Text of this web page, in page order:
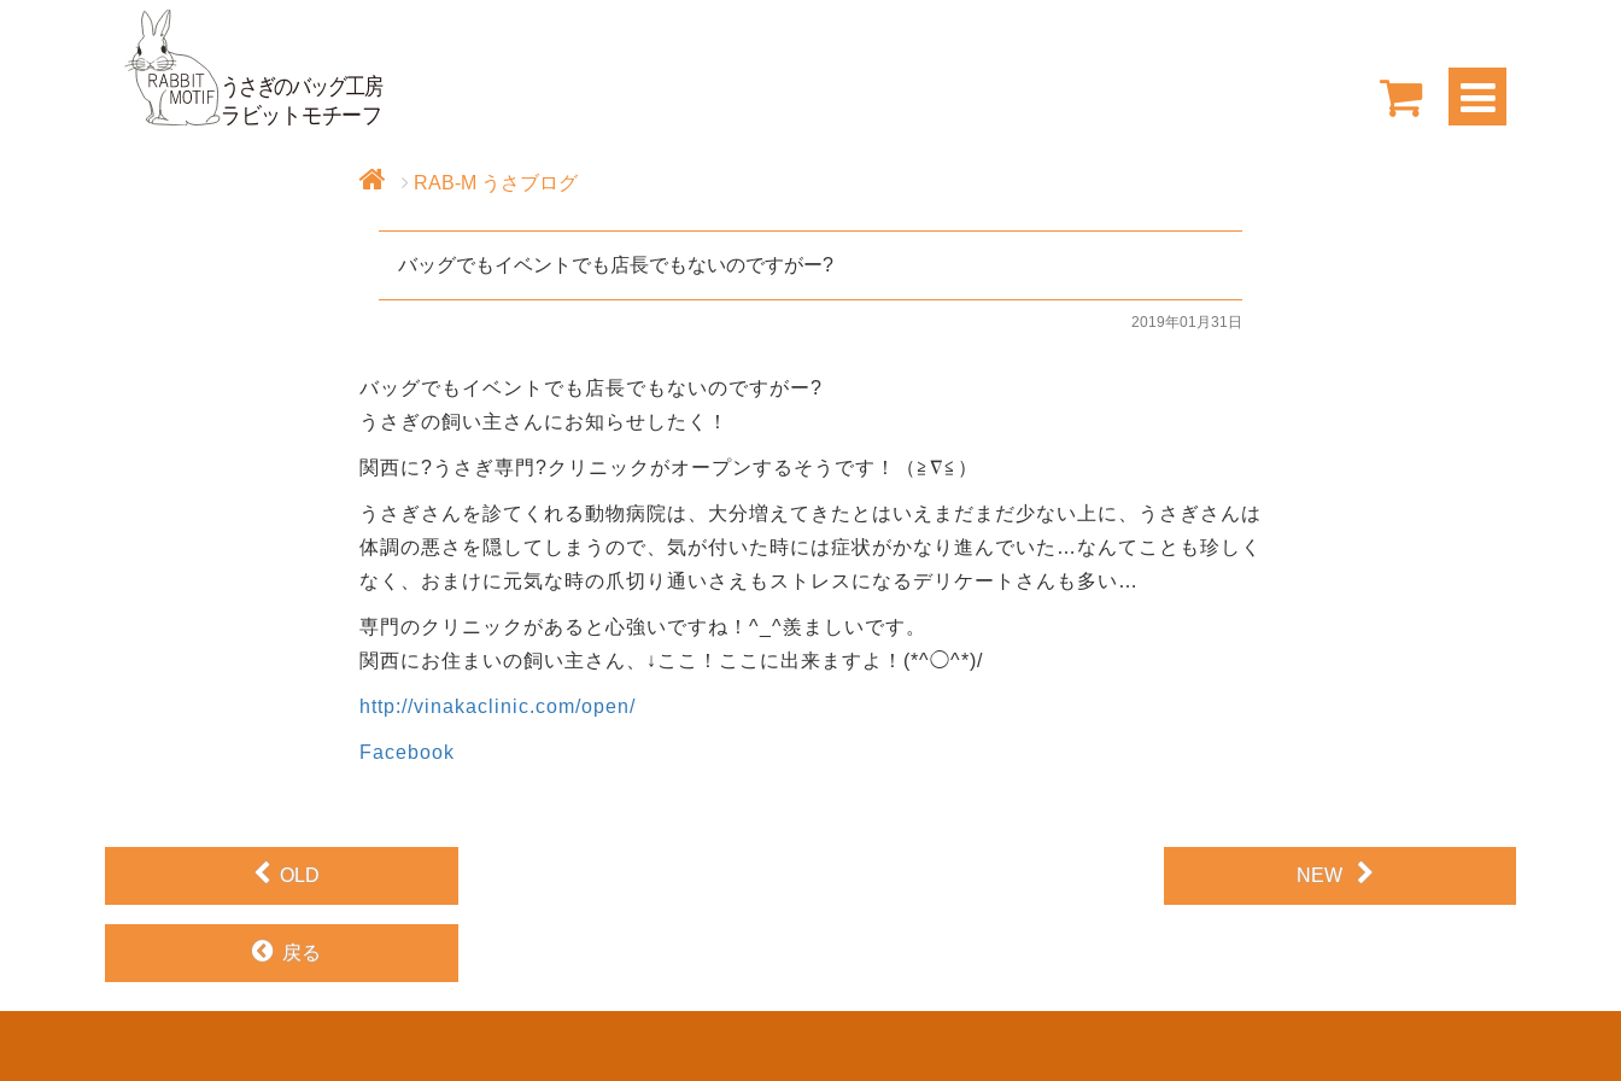
RAB-M うさブログ
バッグでもイベントでも店長でもないのですがー?
2019年01月31日
バッグでもイベントでも店長でもないのですがー?
うさぎの飼い主さんにお知らせしたく！
関西に?うさぎ専門?クリニックがオープンするそうです！（≧∇≦）
うさぎさんを診てくれる動物病院は、大分増えてきたとはいえまだまだ少ない上に、うさぎさんは
体調の悪さを隠してしまうので、気が付いた時には症状がかなり進んでいた…なんてことも珍しく
なく、おまけに元気な時の爪切り通いさえもストレスになるデリケートさんも多い…
専門のクリニックがあると心強いですね！^_^羨ましいです。
関西にお住まいの飼い主さん、↓ここ！ここに出来ますよ！(*^◯^*)/
http://vinakaclinic.com/open/
Facebook
OLD NEW
戻る